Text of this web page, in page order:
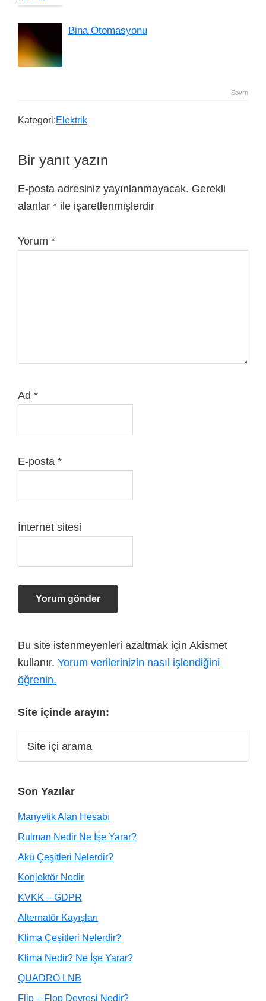
Bina Otomasyonu
Sovrn
Kategori:Elektrik
Bir yanıt yazın
E-posta adresiniz yayınlanmayacak. Gerekli
alanlar * ile işaretlenmişlerdir
Yorum *
Ad *
E-posta *
İnternet sitesi
Bu site istenmeyenleri azaltmak için Akismet
kullanır. Yorum verilerinizin nasıl işlendiğini
öğrenin.
Site içinde arayın:
Son Yazılar
Manyetik Alan Hesabı
Rulman Nedir Ne İşe Yarar?
Akü Çeşitleri Nelerdir?
Konjektör Nedir
KVKK – GDPR
Alternatör Kayışları
Klima Çeşitleri Nelerdir?
Klima Nedir? Ne İşe Yarar?
QUADRO LNB
Flip – Flop Devresi Nedir?